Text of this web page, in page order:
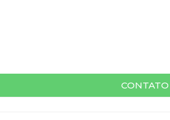
CONTATO